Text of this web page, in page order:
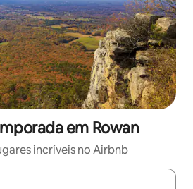
em Rowan
incríveis no Airbnb